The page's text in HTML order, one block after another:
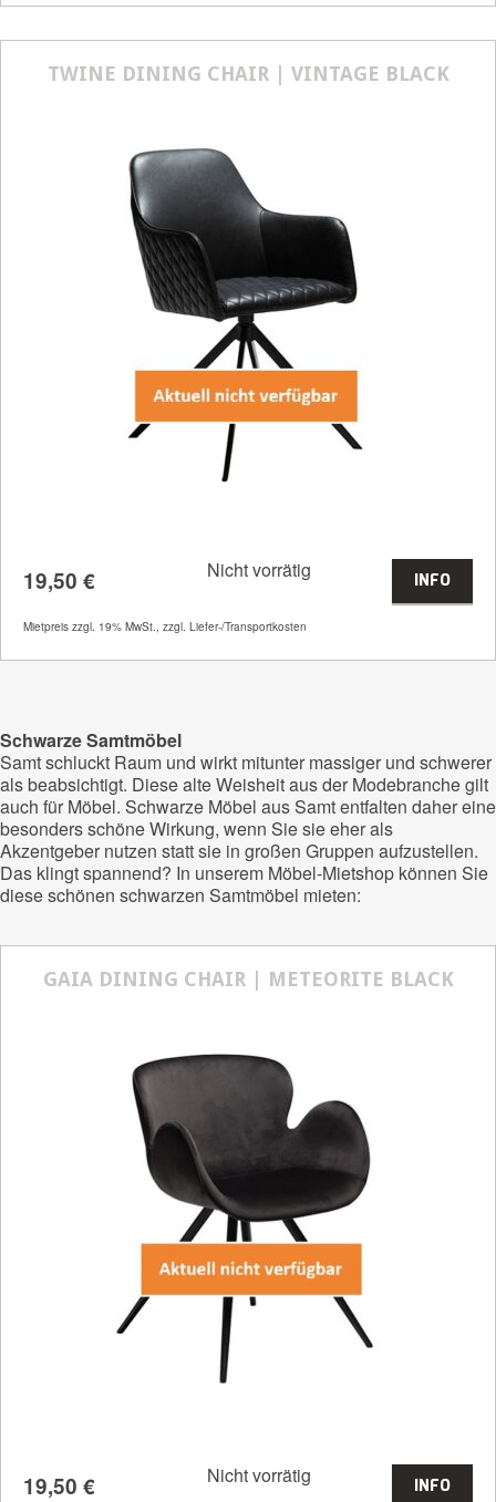
Artikelnummer
31278
Größenangabe:
(H | B | T) 46 | 200 | 46
cm
TWINE DINING CHAIR | VINTAGE BLACK
Artikelnummer
70008
19,50 € Nicht vorrätig INFO
Mietpreis zzgl. 19% MwSt., zzgl. Liefer-/Transportkosten
Schwarze Samtmöbel
Samt schluckt Raum und wirkt mitunter massiger und schwerer
als beabsichtigt. Diese alte Weisheit aus der Modebranche gilt
auch für Möbel. Schwarze Möbel aus Samt entfalten daher eine
besonders schöne Wirkung, wenn Sie sie eher als
Akzentgeber nutzen statt sie in großen Gruppen aufzustellen.
Das klingt spannend? In unserem Möbel-Mietshop können Sie
diese schönen schwarzen Samtmöbel mieten:
GAIA DINING CHAIR | METEORITE BLACK
19,50 € Nicht vorrätig INFO